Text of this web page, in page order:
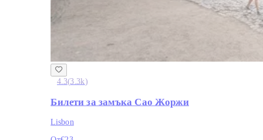
4.3(3.3k)
Билети за замъка Сао Жоржи
Lisbon